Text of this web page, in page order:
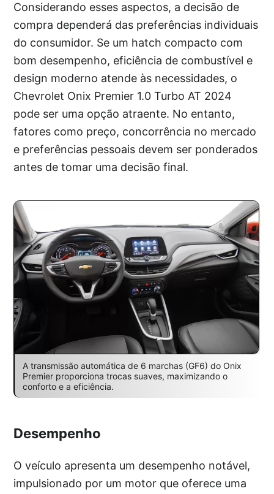
Considerando esses aspectos, a decisão de
compra dependerá das preferências individuais
do consumidor. Se um hatch compacto com
bom desempenho, eficiência de combustível e
design moderno atende às necessidades, o
Chevrolet Onix Premier 1.0 Turbo AT 2024
pode ser uma opção atraente. No entanto,
fatores como preço, concorrência no mercado
e preferências pessoais devem ser ponderados
antes de tomar uma decisão final.
A transmissão automática de 6 marchas (GF6) do Onix
Premier proporciona trocas suaves, maximizando o
conforto e a eficiência.
Desempenho
O veículo apresenta um desempenho notável,
impulsionado por um motor que oferece uma